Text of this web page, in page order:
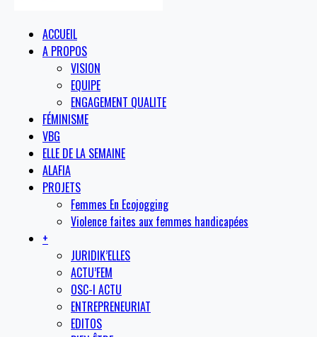
ACCUEIL
A PROPOS
VISION
EQUIPE
ENGAGEMENT QUALITE
FÉMINISME
VBG
ELLE DE LA SEMAINE
ALAFIA
PROJETS
Femmes En Ecojogging
Violence faites aux femmes handicapées
+
JURIDIK’ELLES
ACTU’FEM
OSC-I ACTU
ENTREPRENEURIAT
EDITOS